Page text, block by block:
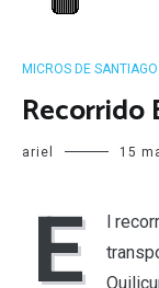
MICROS DE SANTIAGO
Recorrido
ariel 15
E
l